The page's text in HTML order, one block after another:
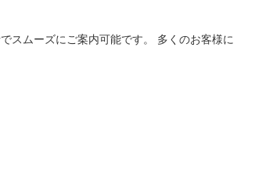
スムーズにご案内可能です。 多くのお客様に